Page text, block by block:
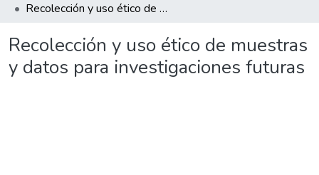
Recolección y uso ético de muestras y datos para investigaciones futuras
Recolección y uso ético de muestras
y datos para investigaciones futuras